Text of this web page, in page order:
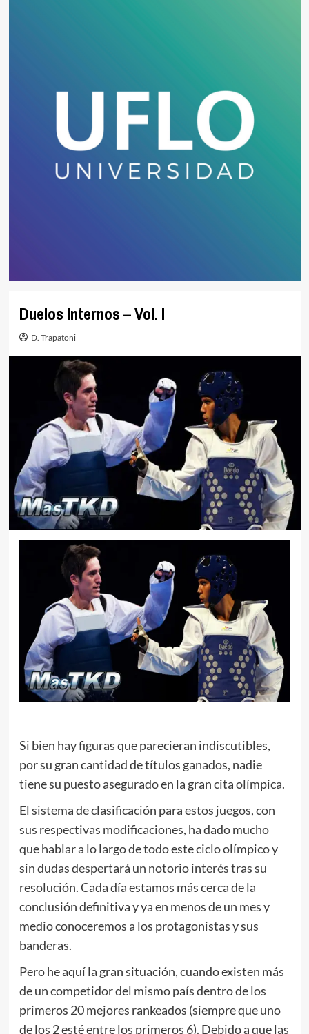
Duelos Internos – Vol. l
D. Trapatoni
Si bien hay figuras que parecieran indiscutibles,
por su gran cantidad de títulos ganados, nadie
tiene su puesto asegurado en la gran cita olímpica.
El sistema de clasificación para estos juegos, con
sus respectivas modificaciones, ha dado mucho
que hablar a lo largo de todo este ciclo olímpico y
sin dudas despertará un notorio interés tras su
resolución. Cada día estamos más cerca de la
conclusión definitiva y ya en menos de un mes y
medio conoceremos a los protagonistas y sus
banderas.
Pero he aquí la gran situación, cuando existen más
de un competidor del mismo país dentro de los
primeros 20 mejores rankeados (siempre que uno
de los 2 esté entre los primeros 6). Debido a que las